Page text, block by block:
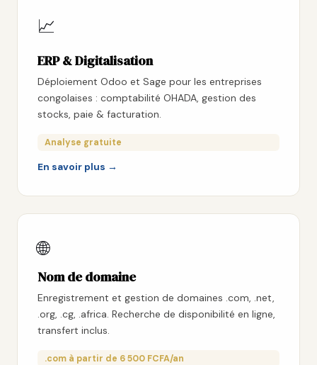
📈
ERP & Digitalisation
Déploiement Odoo et Sage pour les entreprises
congolaises : comptabilité OHADA, gestion des
stocks, paie & facturation.
Analyse gratuite
En savoir plus →
🌐
Nom de domaine
Enregistrement et gestion de domaines .com, .net,
.org, .cg, .africa. Recherche de disponibilité en ligne,
transfert inclus.
.com à partir de 6 500 FCFA/an